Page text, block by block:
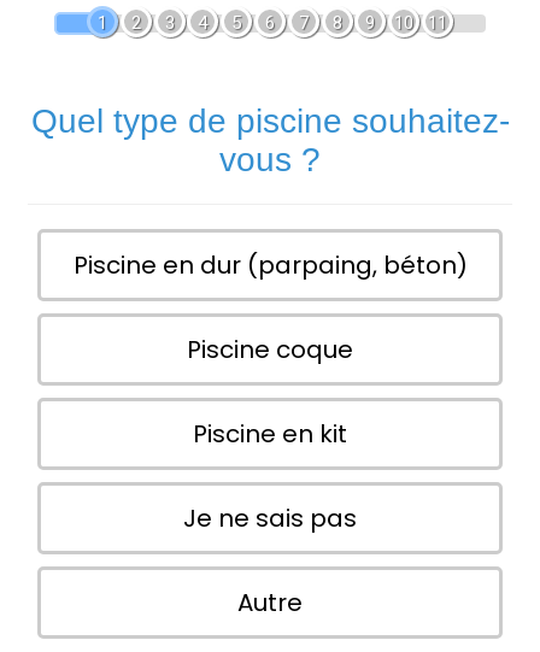
1 2 3 4 5 6 7 8 9 10 11
Quel type de piscine souhaitez-
vous ?
Piscine en dur (parpaing, béton)
Piscine coque
Piscine en kit
Je ne sais pas
Autre